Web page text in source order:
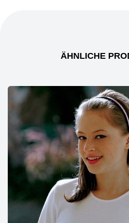
ÄHNLICHE